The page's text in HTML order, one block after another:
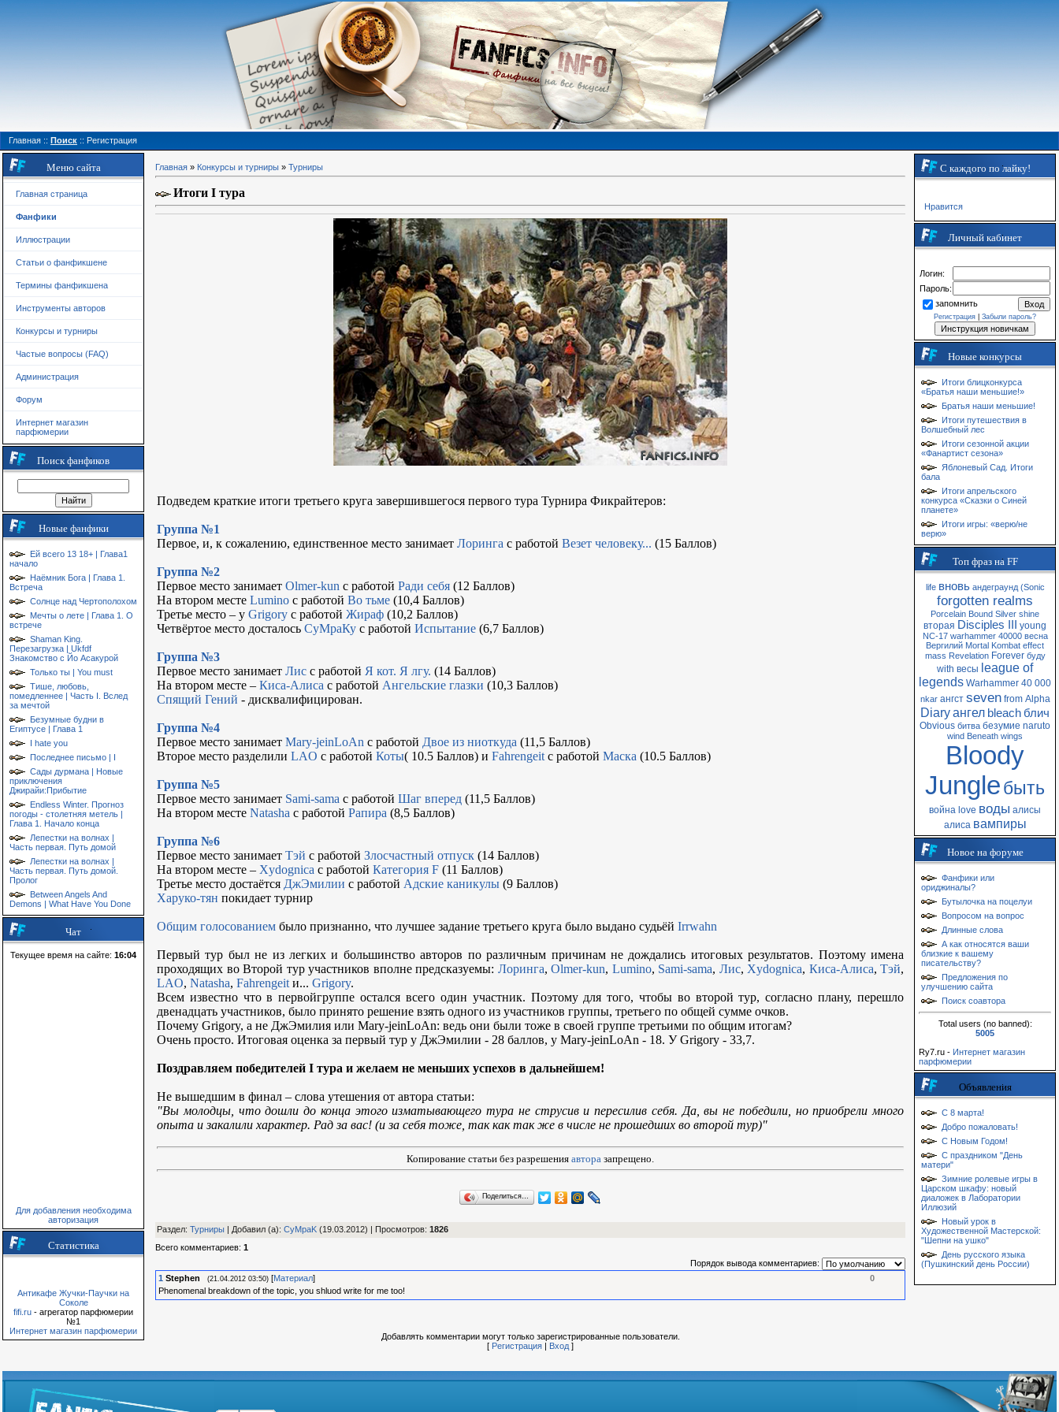
Главная :: Поиск :: Регистрация
Меню сайта
Главная страница
Фанфики
Иллюстрации
Статьи о фанфикшене
Термины фанфикшена
Инструменты авторов
Конкурсы и турниры
Частые вопросы (FAQ)
Администрация
Форум
Интернет магазин
парфюмерии
Поиск фанфиков
Новые фанфики
Ей всего 13 18+ | Глава1
начало
Наёмник Бога | Глава 1.
Встреча
Солнце над Чертополохом
Мечты о лете | Глава 1. О
встрече
Shaman King.
Перезагрузка | Ukfdf
Знакомство с Йо Асакурой
Только ты | You must
Тише, любовь,
помедленнее | Часть I. Вслед
за мечтой
Безумные будни в
Египтусе | Глава 1
I hate you
Последнее письмо | I
Сады дурмана | Новые
приключения
Джирайи:Прибытие
Endless Winter. Прогноз
погоды - столетняя метель |
Глава 1. Начало конца
Лепестки на волнах |
Часть первая. Путь домой
Лепестки на волнах |
Часть первая. Путь домой.
Пролог
Between Angels And
Demons | What Have You Done
Чат
Текущее время на сайте: 16:04
Для добавления необходима
авторизация
Статистика
Антикафе Жучки-Паучки на
Соколе
fifi.ru - агрегатор парфюмерии
№1
Интернет магазин парфюмерии
Главная » Конкурсы и турниры » Турниры
Итоги I тура
Подведем краткие итоги третьего круга завершившегося первого тура Турнира Фикрайтеров:
Группа №1
Первое, и, к сожалению, единственное место занимает Лоринга с работой Везет человеку... (15 Баллов)
Группа №2
Первое место занимает Olmer-kun с работой Ради себя (12 Баллов)
На втором месте Lumino с работой Во тьме (10,4 Баллов)
Третье место – у Grigory с работой Жираф (10,2 Баллов)
Четвёртое место досталось СуМраКу с работой Испытание (6,7 Баллов)
Группа №3
Первое место занимает Лис с работой Я кот. Я лгу. (14 Баллов)
На втором месте – Киса-Алиса с работой Ангельские глазки (10,3 Баллов)
Спящий Гений - дисквалифицирован.
Группа №4
Первое место занимает Mary-jeinLoAn с работой Двое из ниоткуда (11,5 Баллов)
Второе место разделили LAO с работой Коты( 10.5 Баллов) и Fahrengeit с работой Маска (10.5 Баллов)
Группа №5
Первое место занимает Sami-sama с работой Шаг вперед (11,5 Баллов)
На втором месте Natasha с работой Рапира (8,5 Баллов)
Группа №6
Первое место занимает Тэй с работой Злосчастный отпуск (14 Баллов)
На втором месте – Xydognica с работой Категория F (11 Баллов)
Третье место достаётся ДжЭмилии с работой Адские каникулы (9 Баллов)
Харуко-тян покидает турнир
Общим голосованием было признанно, что лучшее задание третьего круга было выдано судьёй Irrwahn
Первый тур был не из легких и большинство авторов по различным причинам не дождались итоговых результатов. Поэтому имена
проходящих во Второй тур участников вполне предсказуемы: Лоринга, Olmer-kun, Lumino, Sami-sama, Лис, Xydognica, Киса-Алиса, Тэй,
LAO, Natasha, Fahrengeit и... Grigory.
Всем известно что в первойгруппе остался всего один участник. Поэтому для того, чтобы во второй тур, согласно плану, перешло
двенадцать участников, было принято решение взять одного из участников группы, третьего по общей сумме очков.
Почему Grigory, а не ДжЭмилия или Mary-jeinLoAn: ведь они были тоже в своей группе третьими по общим итогам?
Очень просто. Итоговая оценка за первый тур у ДжЭмилии - 28 баллов, у Mary-jeinLoAn - 18. У Grigory - 33,7.
Поздравляем победителей I тура и желаем не меньших успехов в дальнейшем!
Не вышедшим в финал – слова утешения от автора статьи:
"Вы молодцы, что дошли до конца этого изматывающего тура не струсив и пересилив себя. Да, вы не победили, но приобрели много
опыта и закалили характер. Рад за вас! (и за себя тоже, так как так же в числе не прошедших во второй тур)"
Копирование статьи без разрешения автора запрещено.
Поделиться…
Раздел: Турниры Добавил (а): CyMpaK (19.03.2012) | Просмотров: 1826
Всего комментариев: 1
Порядок вывода комментариев:
0
1 Stephen (21.04.2012 03:50) [Материал]
Phenomenal breakdown of the topic, you shluod write for me too!
Добавлять комментарии могут только зарегистрированные пользователи.
[ Регистрация Вход ]
С каждого по лайку!
Нравится
Личный кабинет
Логин:
Пароль:
запомнить
Регистрация Забыли пароль?
Новые конкурсы
Итоги блицконкурса
«Братья наши меньшие!»
Братья наши меньшие!
Итоги путешествия в
Волшебный лес
Итоги сезонной акции
«Фанартист сезона»
Яблоневый Сад. Итоги
бала
Итоги апрельского
конкурса «Сказки о Синей
планете»
Итоги игры: «верю/не
верю»
Топ фраз на FF
life вновь андеграунд (Sonic
forgotten realms
Porcelain Bound Silver shine
вторая Disciples III young
NC-17 warhammer 40000 весна
Вергилий Mortal Kombat effect
mass Revelation Forever буду
with весы league of
legends Warhammer 40 000
nkar ангст seven from Alpha
Diaryангел bleachблич
Obvious битва безумие naruto
wind Beneath wings
Bloody
Jungleбыть
война love воды алисы
алиса вампиры
Новое на форуме
Фанфики или
ориджиналы?
Бутылочка на поцелуи
Вопросом на вопрос
Длинные слова
А как относятся ваши
близкие к вашему
писательству?
Предложения по
улучшению сайта
Поиск соавтора
Total users (no banned):
5005
Ry7.ru - Интернет магазин
парфюмерии
Объявления
С 8 марта!
Добро пожаловать!
С Новым Годом!
С праздником "День
матери"
Зимние ролевые игры в
Царском шкафу: новый
диаложек в Лаборатории
Иллюзий
Новый урок в
Художественной Мастерской:
"Шепни на ушко"
День русского языка
(Пушкинский день России)